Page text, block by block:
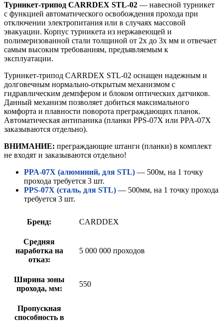
Турникет-трипод CARRDEX STL-02 — навесной турникет
с функцией автоматического освобождения прохода при
отключении электропитания или в случаях массовой
эвакуации. Корпус турникета из нержавеющей и
полимеризованной стали толщиной от 2х до 3х мм и отвечает
самым высоким требованиям, предъявляемым к
эксплуатации.
Турникет-трипод CARRDEX STL-02 оснащен надежным и
долговечным нормально-открытым механизмом c
гидравлическим демпфером и блоком оптических датчиков.
Данный механизм позволяет добиться максимального
комфорта и плавности поворота преграждающих планок.
Автоматическая антипаника (планки PPS-07X или PPA-07X
заказываются отдельно).
ВНИМАНИЕ: преграждающие штанги (планки) в комплект
не входят и заказываются отдельно!
PPA-07X (алюминий, для STL) — 500м, на 1 точку
прохода требуется 3 шт.
PPS-07X (сталь, для STL) — 500мм, на 1 точку прохода
требуется 3 шт.
Бренд: CARDDEX
Средняя
наработка на
отказ:
5 000 000 проходов
Ширина зоны
прохода, мм:
550
Пропускная
способность в